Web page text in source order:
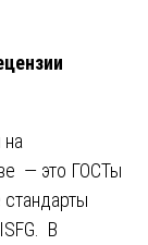
— это ГОСТы
В